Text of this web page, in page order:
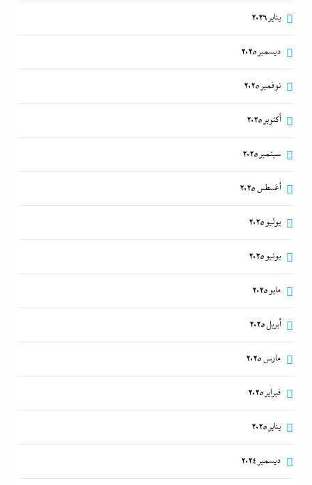
يناير 2026
ديسمبر 2025
نوفمبر 2025
أكتوبر 2025
سبتمبر 2025
أغسطس 2025
يوليو 2025
يونيو 2025
مايو 2025
أبريل 2025
مارس 2025
فبراير 2025
يناير 2025
ديسمبر 2024